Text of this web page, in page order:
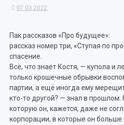
07.03.2022
Пак рассказов «Про будущее»:
рассказ номер три, «Ступая по
спасение.
Всё, что знает Костя, — купола и
только крошечные обрывки
партии, а ещё иногда ему
кто-то другой? — знал в
которую он, кажется, даже не
корпорации, в которые он больше